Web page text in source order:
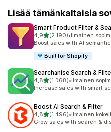
Lisää tämänkaltaisia
Smart Product Filter &
4,9/ 5 tähteä
(2 190)
2190 arvostelua yhteensä
•Ilmainen
Boost sales with AI
Built for Shopify
Searchanise Search &
4,8/ 5 tähteä
(1 068)
1068 arvostelua yhteensä
•Ilmainen
Increase sales with smart
Boost AI Search & Filter
4,8/ 5 tähteä
(1 496)
1496 arvostelua yhteensä
•Ilmainen
Grow sales with search &